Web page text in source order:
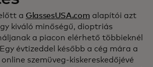
a GlassesUSA.com alapítói azt
kiváló minőségű, dioptriás
a piacon elérhető többieknél
évtizeddel később a cég mára a
szemüveg-kiskereskedőjévé